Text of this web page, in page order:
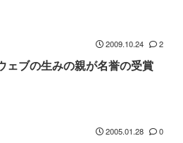
2009.10.24 2
ェブの生みの親が名誉の受賞
2005.01.28 0